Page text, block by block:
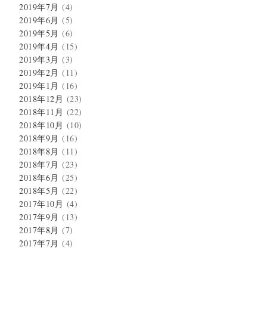
2019年7月 (4)
2019年6月 (5)
2019年5月 (6)
2019年4月 (15)
2019年3月 (3)
2019年2月 (11)
2019年1月 (16)
2018年12月 (23)
2018年11月 (22)
2018年10月 (10)
2018年9月 (16)
2018年8月 (11)
2018年7月 (23)
2018年6月 (25)
2018年5月 (22)
2017年10月 (4)
2017年9月 (13)
2017年8月 (7)
2017年7月 (4)